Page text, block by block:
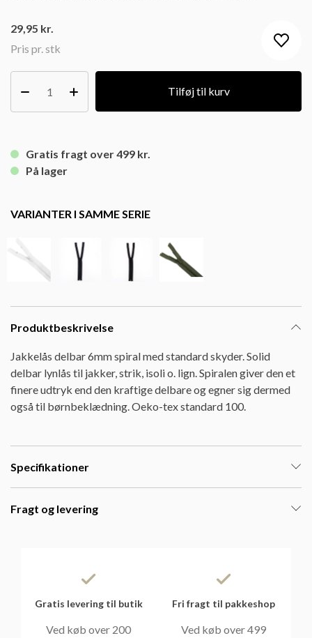
Pris pr. stk
29,95 kr.
Tilføj til kurv
Gratis fragt over 499 kr.
På lager
VARIANTER I SAMME SERIE
Produktbeskrivelse
Jakkelås delbar 6mm spiral med standard skyder. Solid
delbar lynlås til jakker, strik, isoli o. lign. Spiralen giver den et
finere udtryk end den kraftige delbare og egner sig dermed
også til børnbeklædning. Oeko-tex standard 100.
Specifikationer
Fragt og levering
Gratis levering til butik
Ved køb over 200
Fri fragt til pakkeshop
Ved køb over 499